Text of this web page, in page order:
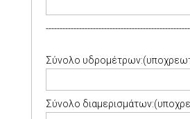
Σύνολο
Σύνολο